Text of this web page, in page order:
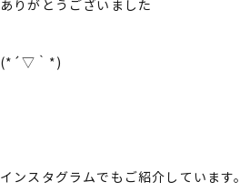
ありがとうございました
(*´▽｀*)
インスタグラムでもご紹介しています。